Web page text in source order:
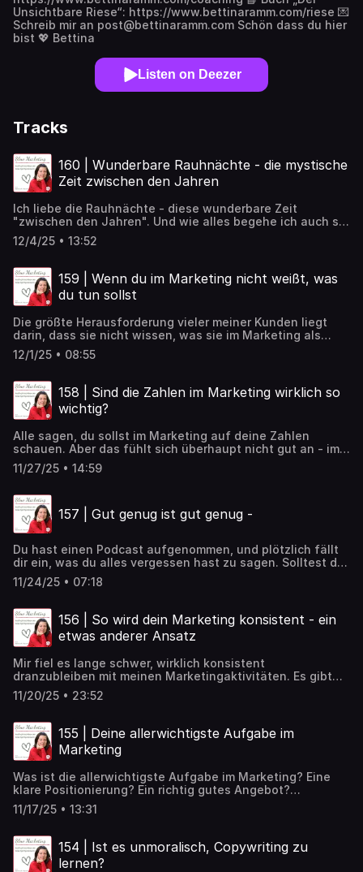
Unsichtbare Riese“: https://www.bettinaramm.com/riese 💌
Schreib mir an post@bettinaramm.com Schön dass du hier
bist 💖 Bettina
Listen on Deezer
Tracks
160 | Wunderbare Rauhnächte - die mystische
Zeit zwischen den Jahren
Ich liebe die Rauhnächte - diese wunderbare Zeit
"zwischen den Jahren". Und wie alles begehe ich auch sie
pragmatisch und auf meine Art. In dieser Folge erzähle ich
ein bißchen was darüber (mit einigen Einkaufstipps, die
12/4/25 • 13:52
159 | Wenn du im Marketing nicht weißt, was
du tun sollst
Die größte Herausforderung vieler meiner Kunden liegt
darin, dass sie nicht wissen, was sie im Marketing als
nächstes tun sollen. Es gibt so viele mögliche Optionen.
Was davon funktioniert, was muss, was kann, was ist
12/1/25 • 08:55
158 | Sind die Zahlen im Marketing wirklich so
wichtig?
Alle sagen, du sollst im Marketing auf deine Zahlen
schauen. Aber das fühlt sich überhaupt nicht gut an - im
Gegenteil, es stresst dich. Darfst du diesem Gefühl
vertrauen und es sein lassen? Ich sage: Ja. - und in dieser
11/27/25 • 14:59
157 | Gut genug ist gut genug -
Du hast einen Podcast aufgenommen, und plötzlich fällt
dir ein, was du alles vergessen hast zu sagen. Solltest du
ihn nochmal machen? Warum du auf solche "Impulse" in
der Regel nicht hören brauchst ...
11/24/25 • 07:18
156 | So wird dein Marketing konsistent - ein
etwas anderer Ansatz
Mir fiel es lange schwer, wirklich konsistent
dranzubleiben mit meinen Marketingaktivitäten. Es gibt
schließlich so viele Möglichkeiten! Und außerdem war es
mir wichtig, nur "echten" Impulsen zu folgen. Das änderte
Seitdem flutscht es. Wie das genau geht mit dem System
- verrate ich in dieser Folge.
11/20/25 • 23:52
155 | Deine allerwichtigste Aufgabe im
Marketing
Was ist die allerwichtigste Aufgabe im Marketing? Eine
klare Positionierung? Ein richtig gutes Angebot?
Sichtbarkeit? Verkaufen zu lernen? Nope - es ist nichts
von alldem, das kommt noch nichtmal in die Nähe der
11/17/25 • 13:31
154 | Ist es unmoralisch, Copywriting zu
lernen?